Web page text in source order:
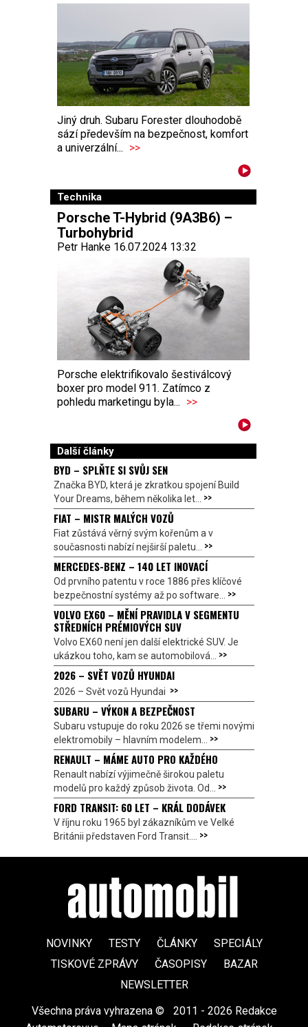
Jiný druh. Subaru Forester dlouhodobě
sází především na bezpečnost, komfort
a univerzální... >>
Technika
Porsche T-Hybrid (9A3B6) –
Turbohybrid
Petr Hanke 16.07.2024 13:32
Porsche elektrifikovalo šestiválcový
boxer pro model 911. Zatímco z
pohledu marketingu byla... >>
Další články
BYD – SPLŇTE SI SVŮJ SEN
Značka BYD, která je zkratkou spojení Build
Your Dreams, během několika let... >>
FIAT – MISTR MALÝCH VOZŮ
Fiat zůstává věrný svým kořenům a v
současnosti nabízí nejširší paletu... >>
MERCEDES-BENZ – 140 LET INOVACÍ
Od prvního patentu v roce 1886 přes klíčové
bezpečnostní systémy až po software... >>
VOLVO EX60 – MĚNÍ PRAVIDLA V SEGMENTU
STŘEDNÍCH PRÉMIOVÝCH SUV
Volvo EX60 není jen další elektrické SUV. Je
ukázkou toho, kam se automobilová... >>
2026 – SVĚT VOZŮ HYUNDAI
2026 – Svět vozů Hyundai >>
SUBARU – VÝKON A BEZPEČNOST
Subaru vstupuje do roku 2026 se třemi novými
elektromobily – hlavním modelem... >>
RENAULT – MÁME AUTO PRO KAŽDÉHO
Renault nabízí výjimečně širokou paletu
modelů pro každý způsob života. Od... >>
FORD TRANSIT: 60 LET – KRÁL DODÁVEK
V říjnu roku 1965 byl zákazníkům ve Velké
Británii představen Ford Transit.... >>
NOVINKY TESTY ČLÁNKY
SPECIÁLY
TISKOVÉ ZPRÁVY
ČASOPISY
BAZAR
NEWSLETTER
Všechna práva vyhrazena ©
2011 - 2026 Redakce